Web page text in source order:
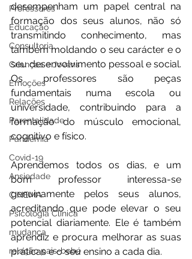
Professores
Educação
Consultoria
Crianças e Jovens
Emoções
Relações
Parentalidade
Pandemia
Covid-19
Ansiedade
CINEMA
Psicologia Clínica
mudança
relação pais-bebé
desempenham um papel central na
formação dos seus alunos, não só
transmitindo conhecimento, mas
também moldando o seu carácter e o
seu desenvolvimento pessoal e social.
Os professores são peças
fundamentais numa escola ou
universidade, contribuindo para a
formação do músculo emocional,
cognitivo e físico.
Aprendemos todos os dias, e um
bom professor interessa-se
genuinamente pelos seus alunos,
acreditando que pode elevar o seu
potencial diariamente. Ele é também
aprendiz e procura melhorar as suas
práticas e o seu ensino a cada dia.